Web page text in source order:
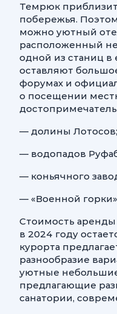
Темрюк
побережья.
можно уютный
расположенный не
одной из станиц в
оставляют
форумах и
о посещении
— долины Лотосов;
— водопадов
— коньячного
— «Военной
Стоимость аренды
в 2024 году
курорта
разнообразие
уютные
предлагающие
санатории,